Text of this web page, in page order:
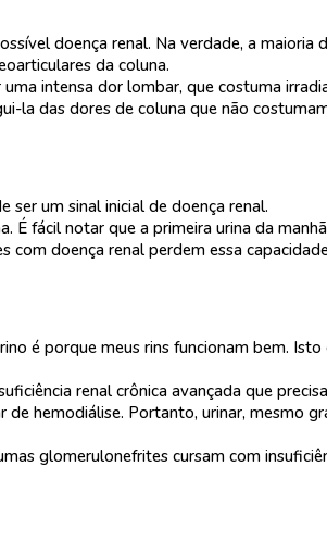
doença renal. Na verdade, a maioria
da coluna.
intensa dor lombar, que costuma
la das dores de coluna que não
um sinal inicial de doença renal.
É fácil notar que a primeira urina da
doença renal perdem essa
é porque meus rins funcionam bem.
renal crônica avançada que
hemodiálise. Portanto, urinar, mesmo
glomerulonefrites cursam com